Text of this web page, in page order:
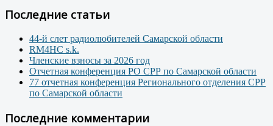
Последние статьи
44-й слет радиолюбителей Самарской области
RM4HC s.k.
Членские взносы за 2026 год
Отчетная конференция РО СРР по Самарской области
77 отчетная конференция Регионального отделения СРР
по Самарской области
Последние комментарии